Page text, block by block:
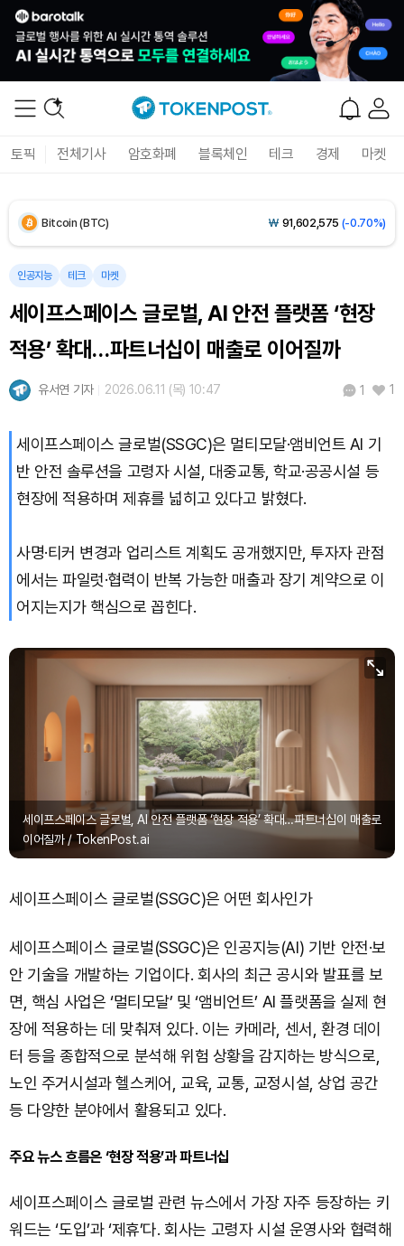
토픽 전체기사 암호화폐 블록체인 테크 경제 마켓
Solana (SOL) ₩ 103,584(-2.16%)
Bitcoin (BTC) ₩ 91,602,575 (-0.70%)
인공지능 테크 마켓
세이프스페이스 글로벌, AI 안전 플랫폼 ‘현장
적용’ 확대…파트너십이 매출로 이어질까
유서연 기자 2026.06.11 (목) 10:47 1 1
세이프스페이스 글로벌(SSGC)은 멀티모달·앰비언트 AI 기
반 안전 솔루션을 고령자 시설, 대중교통, 학교·공공시설 등
현장에 적용하며 제휴를 넓히고 있다고 밝혔다.
사명·티커 변경과 업리스트 계획도 공개했지만, 투자자 관점
에서는 파일럿·협력이 반복 가능한 매출과 장기 계약으로 이
어지는지가 핵심으로 꼽힌다.
세이프스페이스 글로벌, AI 안전 플랫폼 ‘현장 적용’ 확대…파트너십이 매출로
이어질까 / TokenPost.ai
세이프스페이스 글로벌(SSGC)은 어떤 회사인가
세이프스페이스 글로벌(SSGC)은 인공지능(AI) 기반 안전·보
안 기술을 개발하는 기업이다. 회사의 최근 공시와 발표를 보
면, 핵심 사업은 ‘멀티모달’ 및 ‘앰비언트’ AI 플랫폼을 실제 현
장에 적용하는 데 맞춰져 있다. 이는 카메라, 센서, 환경 데이
터 등을 종합적으로 분석해 위험 상황을 감지하는 방식으로,
노인 주거시설과 헬스케어, 교육, 교통, 교정시설, 상업 공간
등 다양한 분야에서 활용되고 있다.
주요 뉴스 흐름은 ‘현장 적용’과 파트너십
세이프스페이스 글로벌 관련 뉴스에서 가장 자주 등장하는 키
워드는 ‘도입’과 ‘제휴’다. 회사는 고령자 시설 운영사와 협력해